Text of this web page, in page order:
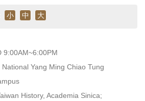
小 中 大
9:00AM~6:00PM
Yang Ming Chiao Tung
History, Academia Sinica;